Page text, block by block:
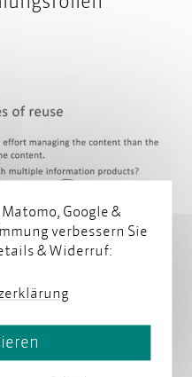
Google &
verbessern Sie
& Widerruf: